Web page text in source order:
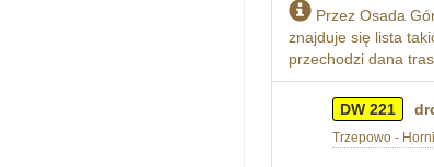
Przez Osada
znajduje się lista
przechodzi dana
DW 221
Trzepowo -